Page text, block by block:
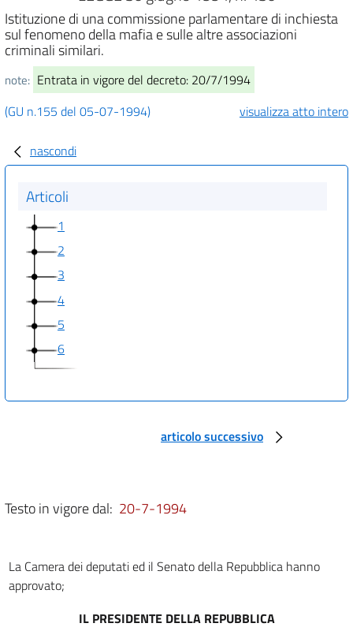
Istituzione di una commissione parlamentare di inchiesta
sul fenomeno della mafia e sulle altre associazioni
criminali similari.
note: Entrata in vigore del decreto: 20/7/1994
(GU n.155 del 05-07-1994)
visualizza atto intero
nascondi
Articoli
1
2
3
4
5
6
articolo successivo
Testo in vigore dal: 20-7-1994
La Camera dei deputati ed il Senato della Repubblica hanno
approvato;
IL PRESIDENTE DELLA REPUBBLICA